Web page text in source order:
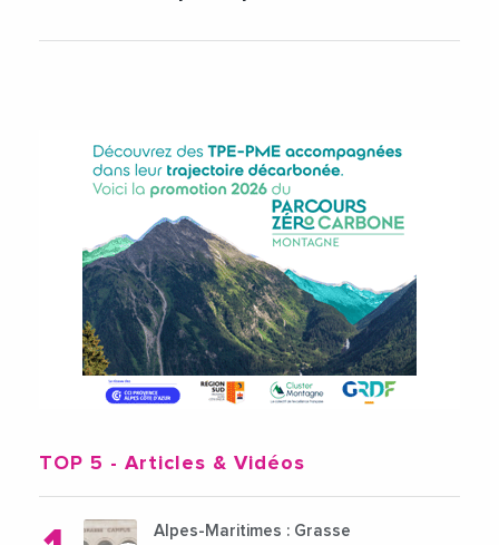
TOP 5 - Articles & Vidéos
Alpes-Maritimes : Grasse